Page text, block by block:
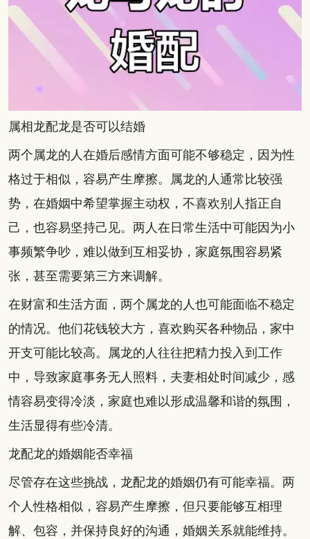
属相龙配龙是否可以结婚
两个属龙的人在婚后感情方面可能不够稳定，因为性
格过于相似，容易产生摩擦。属龙的人通常比较强
势，在婚姻中希望掌握主动权，不喜欢别人指正自
己，也容易坚持己见。两人在日常生活中可能因为小
事频繁争吵，难以做到互相妥协，家庭氛围容易紧
张，甚至需要第三方来调解。
在财富和生活方面，两个属龙的人也可能面临不稳定
的情况。他们花钱较大方，喜欢购买各种物品，家中
开支可能比较高。属龙的人往往把精力投入到工作
中，导致家庭事务无人照料，夫妻相处时间减少，感
情容易变得冷淡，家庭也难以形成温馨和谐的氛围，
生活显得有些冷清。
龙配龙的婚姻能否幸福
尽管存在这些挑战，龙配龙的婚姻仍有可能幸福。两
个人性格相似，容易产生摩擦，但只要能够互相理
解、包容，并保持良好的沟通，婚姻关系就能维持。